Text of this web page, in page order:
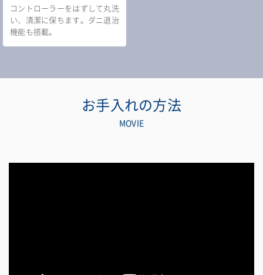
コントローラーをはずして丸洗
い、清潔に保ちます。ダニ退治
機能も搭載。
お手入れの方法
MOVIE